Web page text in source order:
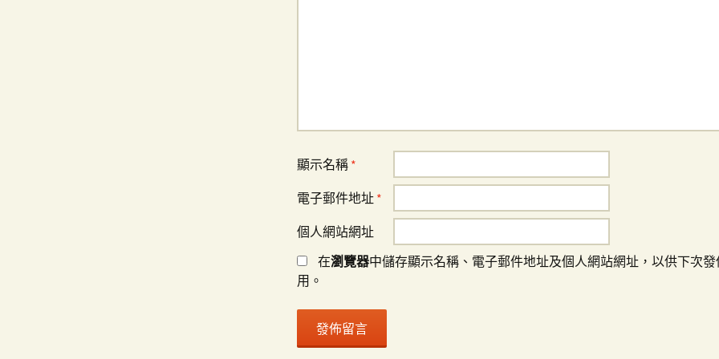
顯示名稱 *
電子郵件地址 *
個人網站網址
在瀏覽器中儲存顯示名稱、電子郵件地址及個人網站網址，以供下次
用。